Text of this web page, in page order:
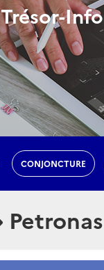
Trésor-Info
CONJONCTURE
Petronas